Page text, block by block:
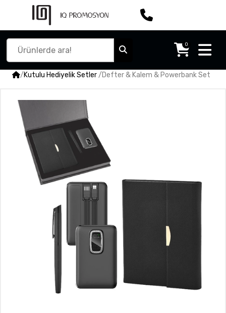
0
/Kutulu Hediyelik Setler/Defter & Kalem & Powerbank Set